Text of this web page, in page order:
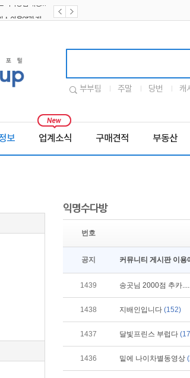
부부팀 주말 당번 캐
보 업계소식 구매견적 부동산
익명수다방
번호
공지 커뮤니티 게시판 이용
1439 송곳님 2000점 추카
1438 지배인입니다 (152)
1437 달빛프린스 부럽다
1436 밑에 나이차별동영상